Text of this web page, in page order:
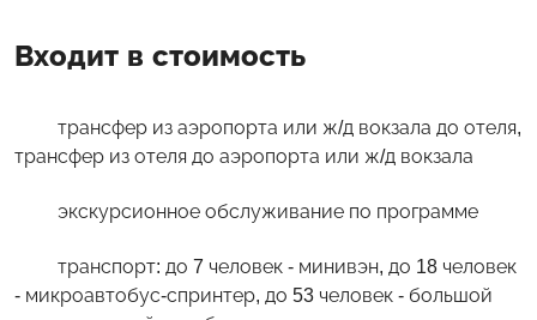
Входит в стоимость
трансфер из аэропорта или ж/д вокзала до отеля,
трансфер из отеля до аэропорта или ж/д вокзала
экскурсионное обслуживание по программе
транспорт: до 7 человек - минивэн, до 18 человек
- микроавтобус-спринтер, до 53 человек - большой